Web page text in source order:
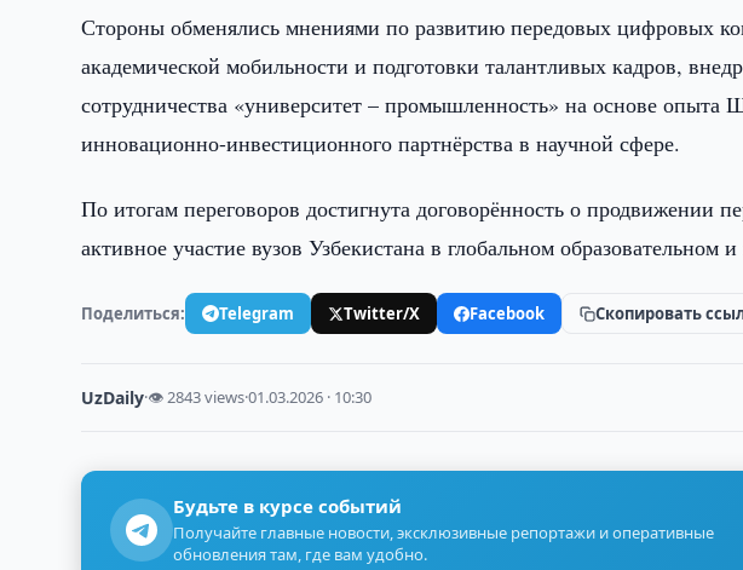
Стороны обменялись мнениями по развитию передовых цифровых
академической мобильности и подготовки талантливых кадров,
сотрудничества «университет – промышленность» на основе опыта
инновационно-инвестиционного партнёрства в научной сфере.
По итогам переговоров достигнута договорённость о продвижении
активное участие вузов Узбекистана в глобальном образовательном
Поделиться: Telegram Twitter/X Facebook Скопировать
UzDaily·👁 2843 views·01.03.2026 · 10:30
Будьте в курсе событий
Получайте главные новости, эксклюзивные репортажи и оперативные
обновления там, где вам удобно.